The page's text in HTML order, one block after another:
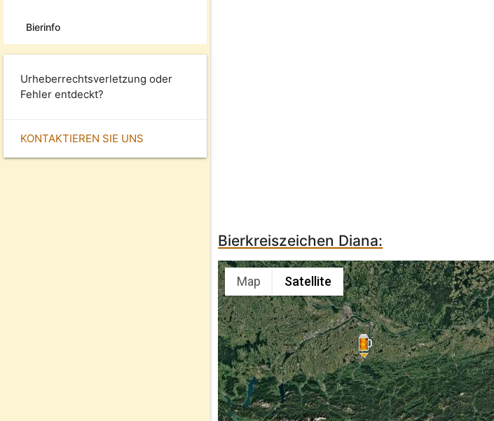
Bierinfo
Urheberrechtsverletzung oder
Fehler entdeckt?
KONTAKTIEREN SIE UNS
Bierkreiszeichen Diana:
Map Satellite